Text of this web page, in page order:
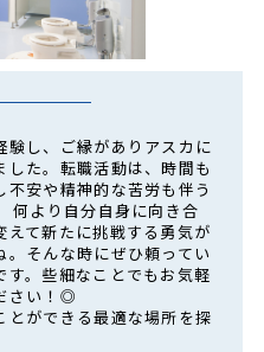
験し、ご縁がありアスカに
した。転職活動は、時間も
不安や精神的な苦労も伴う
何より自分自身に向き合
えて新たに挑戦する勇気が
。そんな時にぜひ頼ってい
す。些細なことでもお気軽
さい！◎
とができる最適な場所を探